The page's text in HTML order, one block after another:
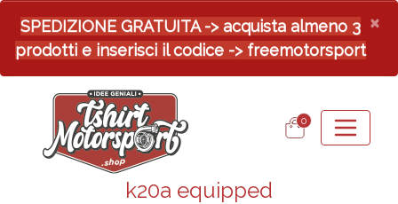
SPEDIZIONE GRATUITA -> acquista almeno 3
prodotti e inserisci il codice -> freemotorsport
×
0
k20a equipped